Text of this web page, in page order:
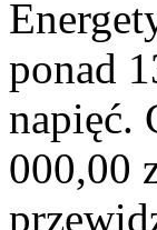
ponad
napięć.
000,00